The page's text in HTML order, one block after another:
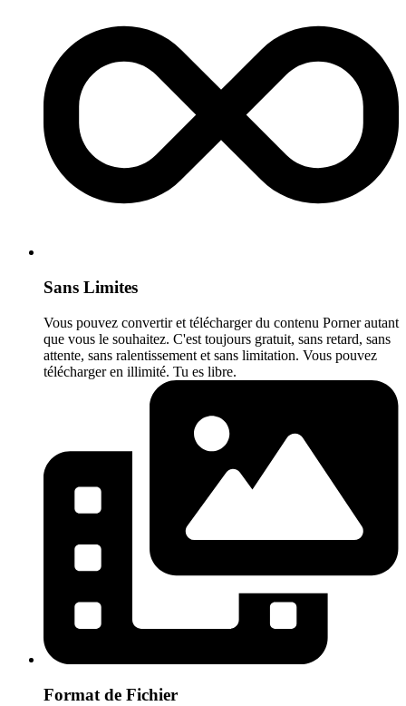
Sans Limites
Vous pouvez convertir et télécharger du contenu Porner autant
que vous le souhaitez. C'est toujours gratuit, sans retard, sans
attente, sans ralentissement et sans limitation. Vous pouvez
télécharger en illimité. Tu es libre.
Format de Fichier